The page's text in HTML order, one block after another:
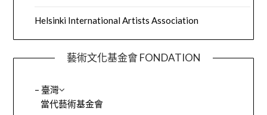
Helsinki International Artists Association
藝術文化基金會 FONDATION
– 臺灣
當代藝術基金會